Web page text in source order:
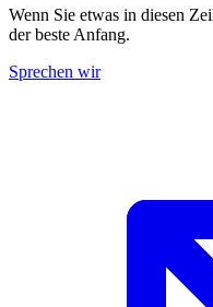
Wenn Sie etwas in diesen
der beste Anfang.
Sprechen wir